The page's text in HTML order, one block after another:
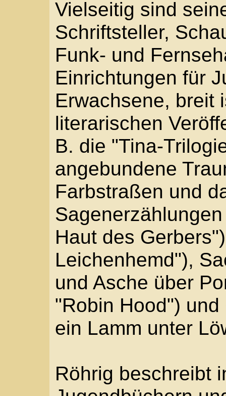
Röhrig beschreibt in
Jugendbüchern und
vorzugsweise
autobiographisch
"Thoms Bericht",
(z. B. "In dreihundert
in seinen großen
sind das Salz von
beschäftigen Röhrig
Aggression,
Röhrigs Biographie-
verwurzelt sind und
werden.
Mit seinen Romanen
Jugendliteratur neue
überwindet die
die politisierende
bietet keine fertigen